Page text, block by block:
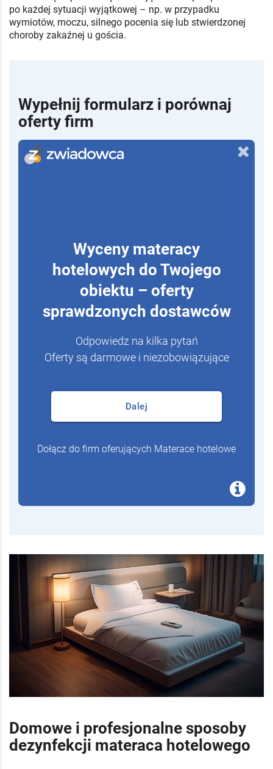
po każdej sytuacji wyjątkowej – np. w przypadku
wymiotów, moczu, silnego pocenia się lub stwierdzonej
choroby zakaźnej u gościa.
Wypełnij formularz i porównaj
oferty firm
Wyceny materacy
hotelowych do Twojego
obiektu – oferty
sprawdzonych dostawców
Odpowiedz na kilka pytań
Oferty są darmowe i niezobowiązujące
Dalej
Dołącz do firm oferujących Materace hotelowe
Domowe i profesjonalne sposoby
dezynfekcji materaca hotelowego